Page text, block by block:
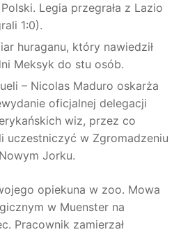
Legia przegrała z Lazio
1:0).
huraganu, który nawiedził
Meksyk do stu osób.
– Nicolas Maduro oskarża
oficjalnej delegacji
wiz, przez co
uczestniczyć w Zgromadzeniu
Jorku.
opiekuna w zoo. Mowa
w Muenster na
Pracownik zamierzał